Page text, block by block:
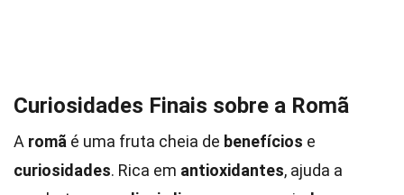
Curiosidades Finais sobre a Romã
A romã é uma fruta cheia de benefícios e
curiosidades. Rica em antioxidantes, ajuda a